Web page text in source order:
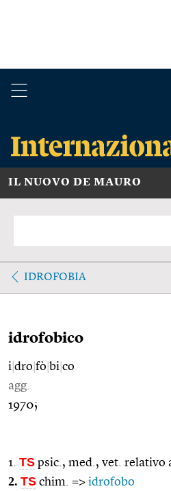
IL NUOVO DE MAURO
IDROFOBIA
idrofobico
i dro fò bi co
agg.
1970;
1. TS psic., med., vet. relativo
2. TS chim. => idrofobo